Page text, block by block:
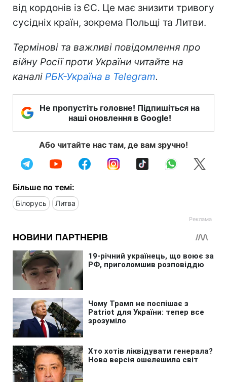
від кордонів із ЄС. Це має знизити тривогу
сусідніх країн, зокрема Польщі та Литви.
Термінові та важливі повідомлення про
війну Росії проти України читайте на
каналі РБК-Україна в Telegram.
Не пропустіть головне! Підпишіться на
наші оновлення в Google!
Або читайте нас там, де вам зручно!
Більше по темі:
Білорусь Литва